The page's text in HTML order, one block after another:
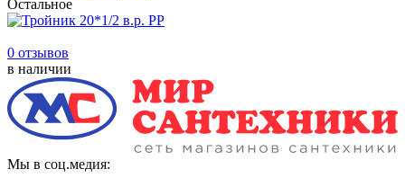
Остальное
0 отзывов
в наличии
Мы в соц.медия: